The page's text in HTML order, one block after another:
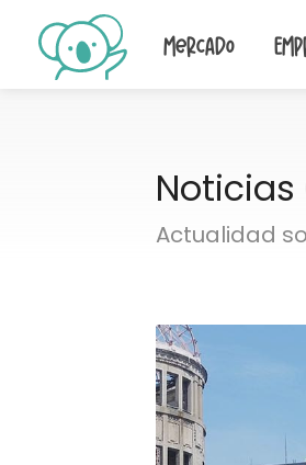
Mercado
Noticias
Actualidad